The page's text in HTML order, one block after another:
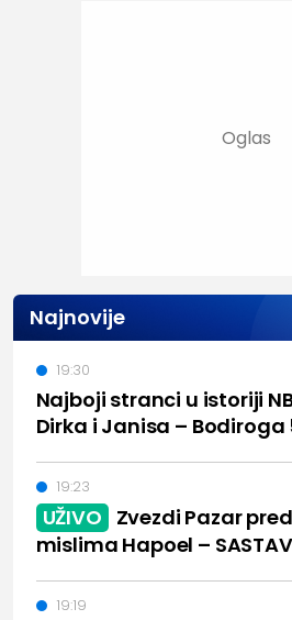
Najnovije
Najboji stranci u istoriji
Dirka i Janisa – Bodiroga
19:30
UŽIVO Zvezdi Pazar
mislima Hapoel –
19:23
19:19